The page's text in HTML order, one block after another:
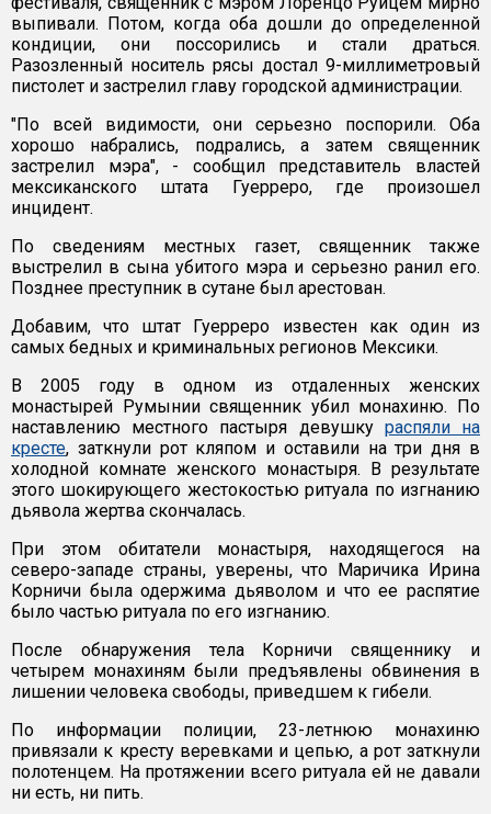
выпивали. Потом, когда оба дошли до определенной
кондиции, они поссорились и стали драться.
Разозленный носитель рясы достал 9-миллиметровый
пистолет и застрелил главу городской администрации.
"По всей видимости, они серьезно поспорили. Оба
хорошо набрались, подрались, а затем священник
застрелил мэра", - сообщил представитель властей
мексиканского штата Гуерреро, где произошел
инцидент.
По сведениям местных газет, священник также
выстрелил в сына убитого мэра и серьезно ранил его.
Позднее преступник в сутане был арестован.
Добавим, что штат Гуерреро известен как один из
самых бедных и криминальных регионов Мексики.
В 2005 году в одном из отдаленных женских
монастырей Румынии священник убил монахиню. По
наставлению местного пастыря девушку распяли на
кресте, заткнули рот кляпом и оставили на три дня в
холодной комнате женского монастыря. В результате
этого шокирующего жестокостью ритуала по изгнанию
дьявола жертва скончалась.
При этом обитатели монастыря, находящегося на
северо-западе страны, уверены, что Маричика Ирина
Корничи была одержима дьяволом и что ее распятие
было частью ритуала по его изгнанию.
После обнаружения тела Корничи священнику и
четырем монахиням были предъявлены обвинения в
лишении человека свободы, приведшем к гибели.
По информации полиции, 23-летнюю монахиню
привязали к кресту веревками и цепью, а рот заткнули
полотенцем. На протяжении всего ритуала ей не давали
ни есть, ни пить.